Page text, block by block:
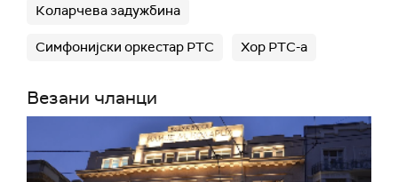
Коларчева задужбина
Симфонијски оркестар РТС Хор РТС-а
Везани чланци